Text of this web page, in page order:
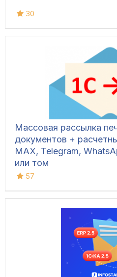
30
Массовая рассылка
документов +
MAX, Telegram,
или том
57